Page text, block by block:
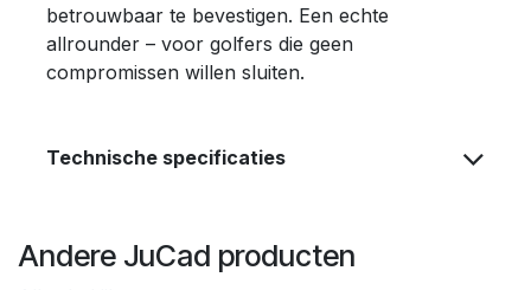
betrouwbaar te bevestigen. Een echte
allrounder – voor golfers die geen
compromissen willen sluiten.
Technische specificaties
Andere JuCad producten